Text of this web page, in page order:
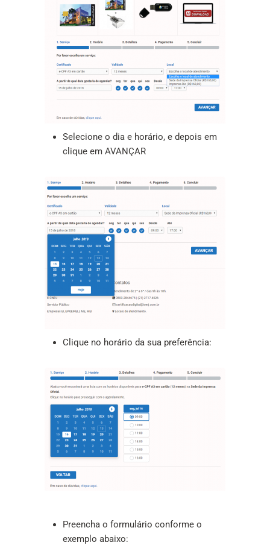
Selecione o dia e horário, e depois em
clique em AVANÇAR
Clique no horário da sua preferência:
Preencha o formulário conforme o
exemplo abaixo: